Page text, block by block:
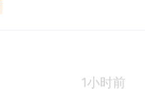
1小时前